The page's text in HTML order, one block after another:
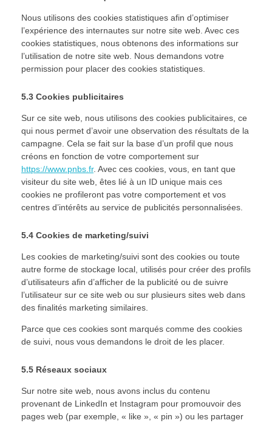
Nous utilisons des cookies statistiques afin d’optimiser
l’expérience des internautes sur notre site web. Avec ces
cookies statistiques, nous obtenons des informations sur
l’utilisation de notre site web. Nous demandons votre
permission pour placer des cookies statistiques.
5.3 Cookies publicitaires
Sur ce site web, nous utilisons des cookies publicitaires, ce
qui nous permet d’avoir une observation des résultats de la
campagne. Cela se fait sur la base d’un profil que nous
créons en fonction de votre comportement sur
https://www.pnbs.fr. Avec ces cookies, vous, en tant que
visiteur du site web, êtes lié à un ID unique mais ces
cookies ne profileront pas votre comportement et vos
centres d’intérêts au service de publicités personnalisées.
5.4 Cookies de marketing/suivi
Les cookies de marketing/suivi sont des cookies ou toute
autre forme de stockage local, utilisés pour créer des profils
d’utilisateurs afin d’afficher de la publicité ou de suivre
l’utilisateur sur ce site web ou sur plusieurs sites web dans
des finalités marketing similaires.
Parce que ces cookies sont marqués comme des cookies
de suivi, nous vous demandons le droit de les placer.
5.5 Réseaux sociaux
Sur notre site web, nous avons inclus du contenu
provenant de LinkedIn et Instagram pour promouvoir des
pages web (par exemple, « like », « pin ») ou les partager